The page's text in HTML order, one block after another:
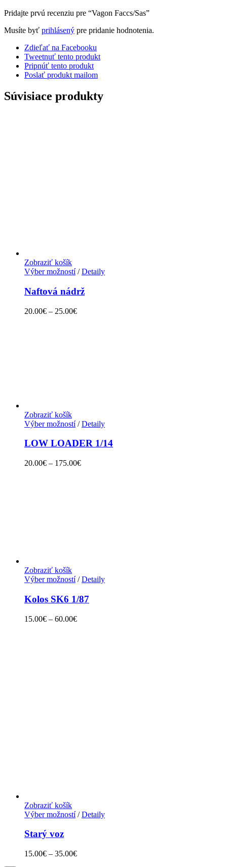
Pridajte prvú recenziu pre “Vagon Faccs/Sas”
Musíte byť prihlásený pre pridanie hodnotenia.
Zdieľať na Facebooku
Tweetnuť tento produkt
Pripnúť tento produkt
Poslať produkt mailom
Súvisiace produkty
Zobraziť košík
Výber možností/ Detaily
Naftová nádrž
20.00€ – 25.00€
Zobraziť košík
Výber možností/ Detaily
LOW LOADER 1/14
20.00€ – 175.00€
Zobraziť košík
Výber možností/ Detaily
Kolos SK6 1/87
15.00€ – 60.00€
Zobraziť košík
Výber možností/ Detaily
Starý voz
15.00€ – 35.00€